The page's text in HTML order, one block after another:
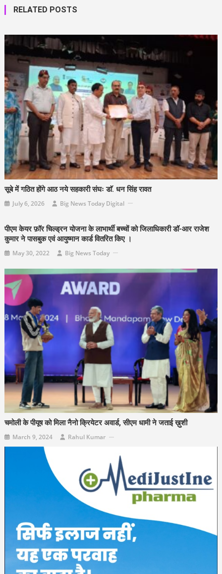
RELATED POSTS
सूबे में गठित होंगे आठ नये सहकारी संघः डाॅ. धन सिंह रावत
July 6, 2026 Big News Today Digital
पीएम केयर फ़ॉर चिल्ड्रन योजना के लाभार्थी बच्चों को जिलाधिकारी डॉ-आर राजेश
कुमार ने पासबुक एवं आयुष्मान कार्ड वितरित किए ।
May 30, 2022 Big News Today
चमोली के पीयूष को मिला नैनो क्रियेटर अवार्ड, सीएम धामी ने जताई ख़ुशी
March 9, 2024 Rahul Kumar